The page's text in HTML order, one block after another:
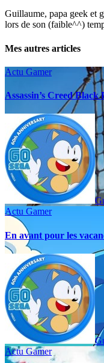
Guillaume, papa geek et
lors de son (faible^^)
Mes autres articles
Actu Gamer
Assassin’s Creed
Actu Gamer
En avant pour les
Actu Gamer